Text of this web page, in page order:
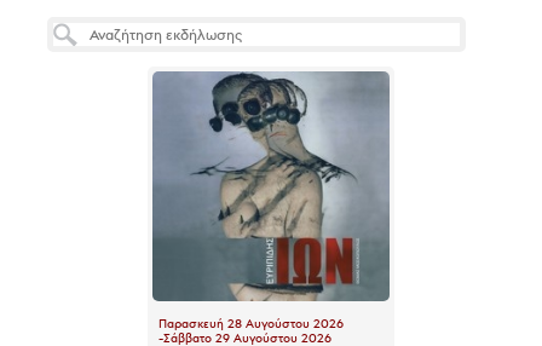
Παρασκευή 28 Αυγούστου 2026
-Σάββατο 29 Αυγούστου 2026